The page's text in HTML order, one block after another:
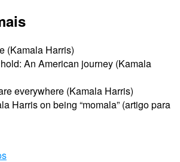
(Kamala Harris)
An American journey (Kamala
everywhere (Kamala Harris)
Harris on being “momala” (artigo para